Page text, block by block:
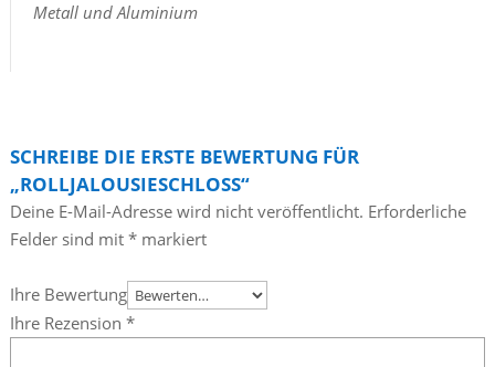
Metall und Aluminium
SCHREIBE DIE ERSTE BEWERTUNG FÜR
„ROLLJALOUSIESCHLOSS“
Deine E-Mail-Adresse wird nicht veröffentlicht. Erforderliche
Felder sind mit *markiert
Ihre Bewertung
Ihre Rezension *